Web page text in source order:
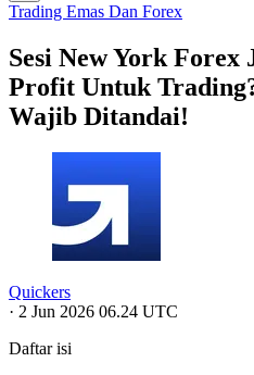
Trading Emas Dan Forex
Sesi New York Forex
Profit Untuk
Wajib Ditandai!
Quickers
· 2 Jun 2026 06.24 UTC
Daftar isi